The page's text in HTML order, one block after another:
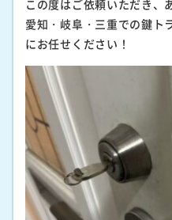
この度はご依頼いただき、
愛知・岐阜・三重での鍵ト
にお任せください！